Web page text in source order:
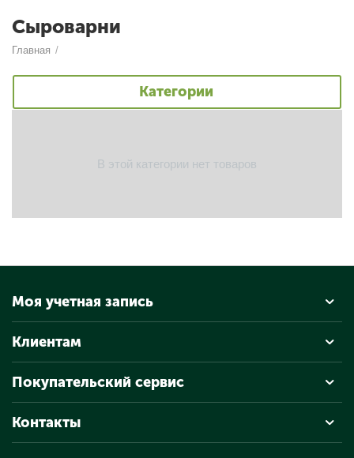
Сыроварни
Главная /
Категории
В этой категории нет товаров
Моя учетная запись
Клиентам
Покупательский сервис
Контакты